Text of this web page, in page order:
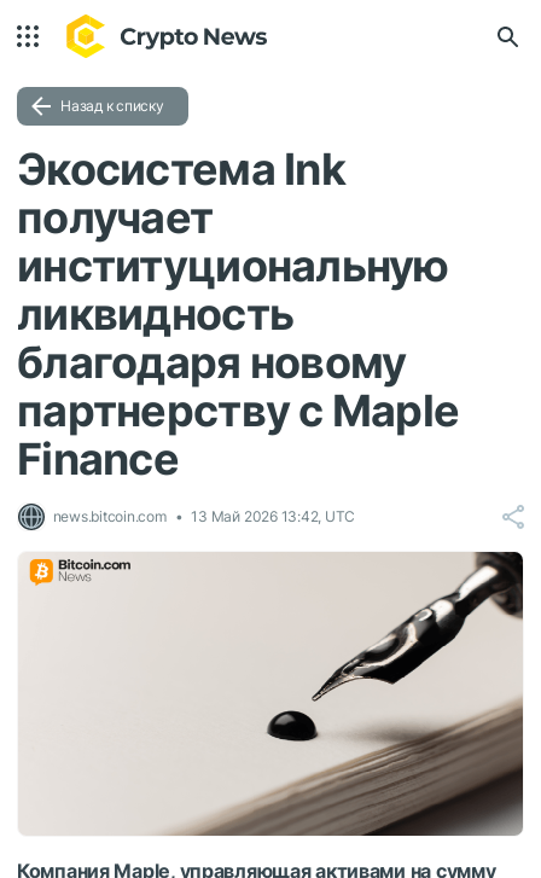
Назад к списку
Экосистема Ink
получает
институциональную
ликвидность
благодаря новому
партнерству с Maple
Finance
news.bitcoin.com 13 Май 2026 13:42, UTC
Компания Maple, управляющая активами на сумму